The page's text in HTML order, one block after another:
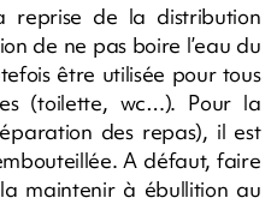
reprise de la distribution
de ne pas boire l’eau du
être utilisée pour tous
(toilette, wc…). Pour la
des repas), il est
A défaut, faire
maintenir à ébullition au